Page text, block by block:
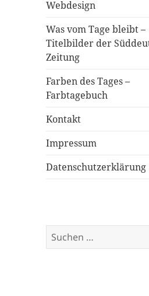
Webdesign
Was vom Tage bleibt –
Titelbilder der
Zeitung
Farben des Tages –
Farbtagebuch
Kontakt
Impressum
Datenschutzerklärung
Suchen
nach: